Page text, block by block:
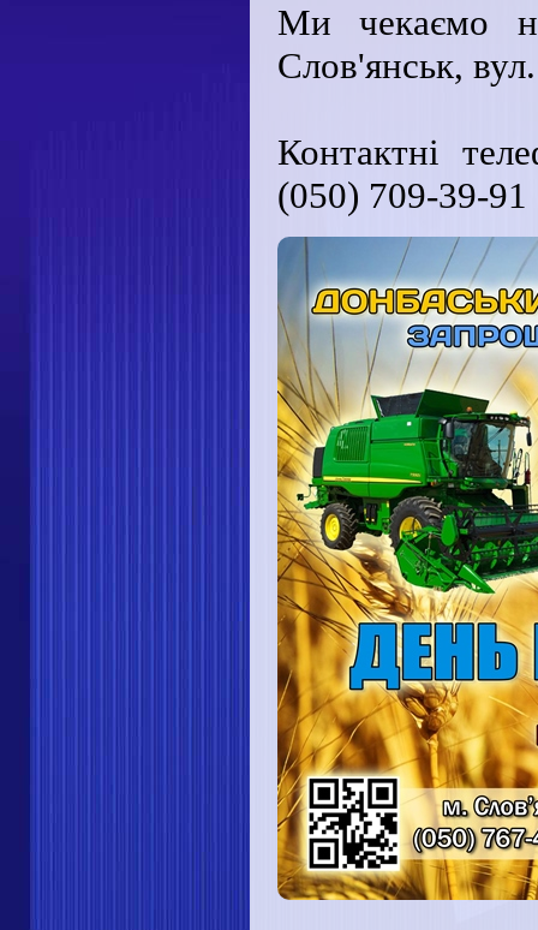
Ми чекаємо
Слов'янськ,
Контактні
(050) 709-39-91